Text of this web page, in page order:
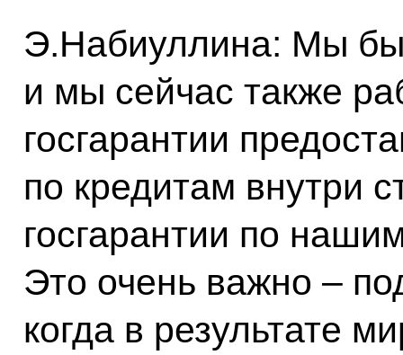
Э.Набиуллина: Мы
и мы сейчас также
госгарантии
по кредитам внутри
госгарантии по
Это очень важно –
когда в результате